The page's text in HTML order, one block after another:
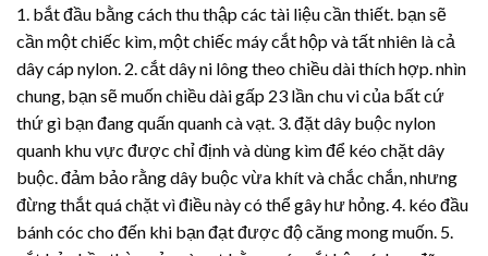
1. bắt đầu bằng cách thu thập các tài liệu cần thiết. bạn sẽ
cần một chiếc kìm, một chiếc máy cắt hộp và tất nhiên là cả
dây cáp nylon. 2. cắt dây ni lông theo chiều dài thích hợp. nhìn
chung, bạn sẽ muốn chiều dài gấp 23 lần chu vi của bất cứ
thứ gì bạn đang quấn quanh cà vạt. 3. đặt dây buộc nylon
quanh khu vực được chỉ định và dùng kìm để kéo chặt dây
buộc. đảm bảo rằng dây buộc vừa khít và chắc chắn, nhưng
đừng thắt quá chặt vì điều này có thể gây hư hỏng. 4. kéo đầu
bánh cóc cho đến khi bạn đạt được độ căng mong muốn. 5.